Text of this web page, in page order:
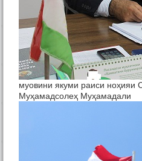
муовини якуми раиси ноҳияи
Муҳамадсолеҳ Муҳамадали